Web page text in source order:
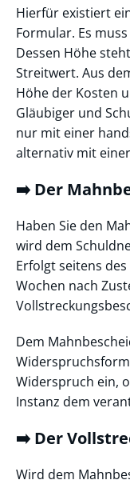
Hierfür existiert
Formular. Es
Dessen Höhe
Streitwert. Aus
Höhe der Kosten
Gläubiger und
nur mit einer
alternativ mit
➡️ Der
Haben Sie den
wird dem
Erfolgt seitens
Wochen nach
Dem
Widerspruch ein,
Instanz dem
➡️ Der
Wird dem